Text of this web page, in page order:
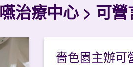
治療中心 可營
嗇色園主辦可